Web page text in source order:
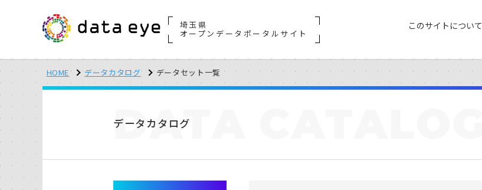
埼玉県
オープンデータポータルサイト
このサイトについて
HOME データカタログ データセット一覧
データカタログ
DATA